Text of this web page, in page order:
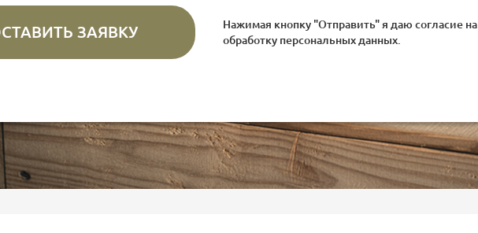
Нажимая кнопку "Отправить" я даю согласие на
обработку персональных данных